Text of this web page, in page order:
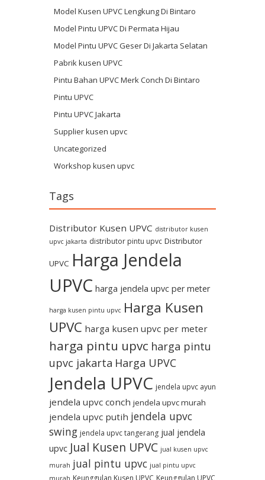
Model Kusen UPVC Lengkung Di Bintaro
Model Pintu UPVC Di Permata Hijau
Model Pintu UPVC Geser Di Jakarta Selatan
Pabrik kusen UPVC
Pintu Bahan UPVC Merk Conch Di Bintaro
Pintu UPVC
Pintu UPVC Jakarta
Supplier kusen upvc
Uncategorized
Workshop kusen upvc
Tags
Distributor Kusen UPVC distributor kusen
upvc jakarta distributor pintu upvc Distributor
UPVC Harga Jendela
UPVC harga jendela upvc per meter
harga kusen pintu upvc Harga Kusen
UPVC harga kusen upvc per meter
harga pintu upvc harga pintu
upvc jakarta Harga UPVC
Jendela UPVC jendela upvc ayun
jendela upvc conch jendela upvc murah
jendela upvc putih jendela upvc
swing jendela upvc tangerang jual jendela
upvc Jual Kusen UPVC jual kusen upvc
murah jual pintu upvc jual pintu upvc